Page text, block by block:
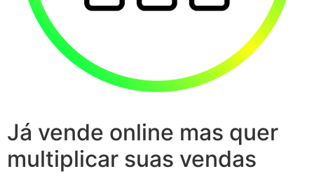
Já vende online mas quer
multiplicar suas vendas